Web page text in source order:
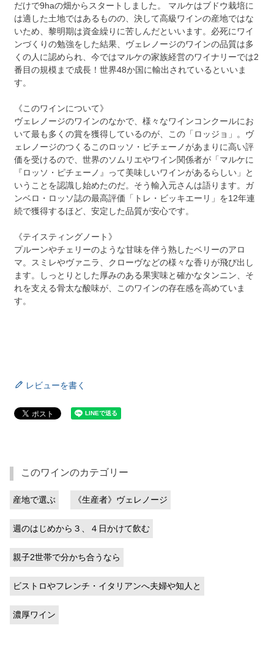
だけで9haの畑からスタートしました。 マルケはブドウ栽培に
は適した土地ではあるものの、決して高級ワインの産地ではな
いため、黎明期は資金繰りに苦しんだといいます。必死にワイ
ンづくりの勉強をした結果、ヴェレノージのワインの品質は多
くの人に認められ、今ではマルケの家族経営のワイナリーでは2
番目の規模まで成長！世界48か国に輸出されているといいま
す。
《このワインについて》
ヴェレノージのワインのなかで、様々なワインコンクールにお
いて最も多くの賞を獲得しているのが、この「ロッジョ」。ヴ
ェレノージのつくるこのロッソ・ピチェーノがあまりに高い評
価を受けるので、世界のソムリエやワイン関係者が「マルケに
『ロッソ・ピチェーノ』って美味しいワインがあるらしい」と
いうことを認識し始めたのだ。そう輸入元さんは語ります。ガ
ンベロ・ロッソ誌の最高評価「トレ・ビッキエーリ」を12年連
続で獲得するほど、安定した品質が安心です。
《テイスティングノート》
プルーンやチェリーのような甘味を伴う熟したベリーのアロ
マ。スミレやヴァニラ、クローヴなどの様々な香りが飛び出し
ます。しっとりとした厚みのある果実味と確かなタンニン、そ
れを支える骨太な酸味が、このワインの存在感を高めていま
す。
レビューを書く
このワインのカテゴリー
産地で選ぶ 《生産者》ヴェレノージ
週のはじめから３、４日かけて飲む
親子2世帯で分かち合うなら
ビストロやフレンチ・イタリアンへ夫婦や知人と
濃厚ワイン